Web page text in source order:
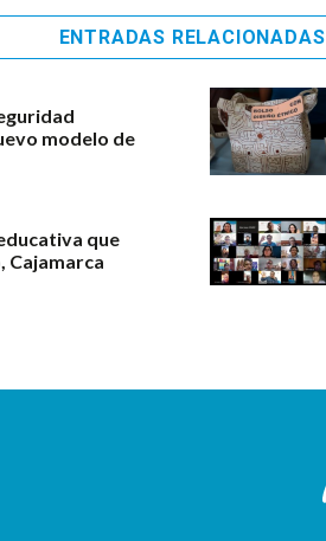
ENTRADAS RELACIONADAS
modelo de
que
Cajamarca